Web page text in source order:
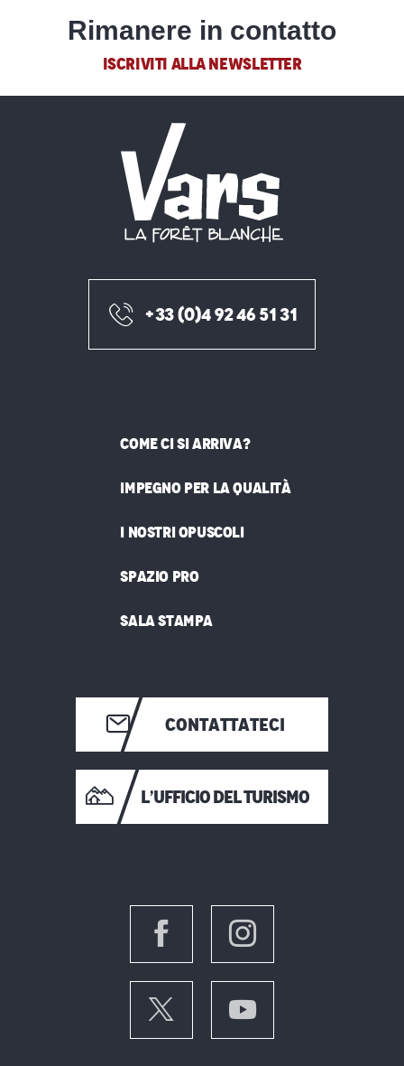
Rimanere in contatto
ISCRIVITI ALLA NEWSLETTER
+33 (0)4 92 46 51 31
COME CI SI ARRIVA?
IMPEGNO PER LA QUALITÀ
I NOSTRI OPUSCOLI
SPAZIO PRO
SALA STAMPA
CONTATTATECI
L’UFFICIO DEL TURISMO